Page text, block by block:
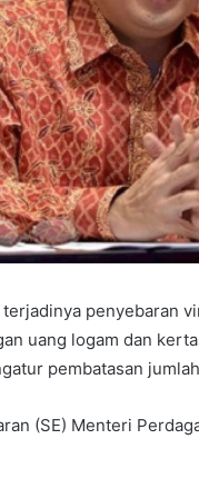
penyebaran
uang logam dan
pembatasan
(SE) Menteri